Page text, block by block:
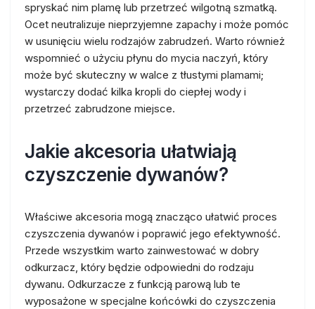
spryskać nim plamę lub przetrzeć wilgotną szmatką.
Ocet neutralizuje nieprzyjemne zapachy i może pomóc
w usunięciu wielu rodzajów zabrudzeń. Warto również
wspomnieć o użyciu płynu do mycia naczyń, który
może być skuteczny w walce z tłustymi plamami;
wystarczy dodać kilka kropli do ciepłej wody i
przetrzeć zabrudzone miejsce.
Jakie akcesoria ułatwiają
czyszczenie dywanów?
Właściwe akcesoria mogą znacząco ułatwić proces
czyszczenia dywanów i poprawić jego efektywność.
Przede wszystkim warto zainwestować w dobry
odkurzacz, który będzie odpowiedni do rodzaju
dywanu. Odkurzacze z funkcją parową lub te
wyposażone w specjalne końcówki do czyszczenia